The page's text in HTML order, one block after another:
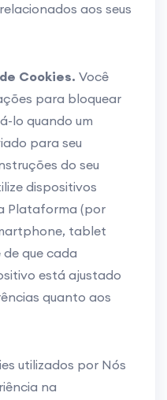
aos seus
Cookies. Você
para bloquear
lo quando um
para seu
do seu
dispositivos
Plataforma (por
tablet
que cada
está ajustado
quanto aos
utilizados por Nós
na